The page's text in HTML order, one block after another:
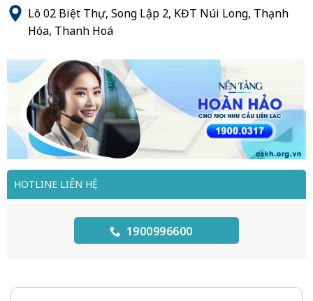
Lô 02 Biệt Thự, Song Lập 2, KĐT Núi Long, Thạnh
Hóa, Thanh Hoá
HOTLINE LIÊN HỆ
1900996600